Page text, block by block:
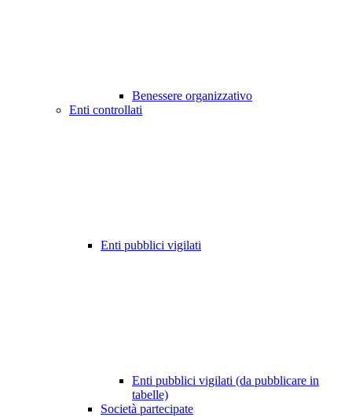
Benessere organizzativo
Enti controllati
Enti pubblici vigilati
Enti pubblici vigilati (da pubblicare in
tabelle)
Società partecipate